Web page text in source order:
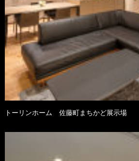
トーリンホーム 佐藤町まちかど展示場